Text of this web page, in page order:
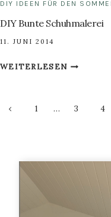
DIY IDEEN FÜR DEN
DIY Bunte Schuhmalerei
11. JUNI 2014
WEITERLESENDIY
Vorherige
1 … 3 4